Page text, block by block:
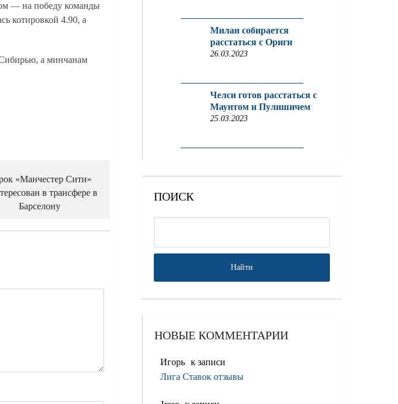
— на победу команды
котировкой 4.90, а
а минчанам
«Манчестер Сити»
в трансфере в
Барселону
Милан собирается
расстаться с Ориги
26.03.2023
Челси готов расстаться с
Маунтом и Пулишичем
25.03.2023
ПОИСК
НОВЫЕ КОММЕНТАРИИ
Игорь к записи
Лига Ставок отзывы